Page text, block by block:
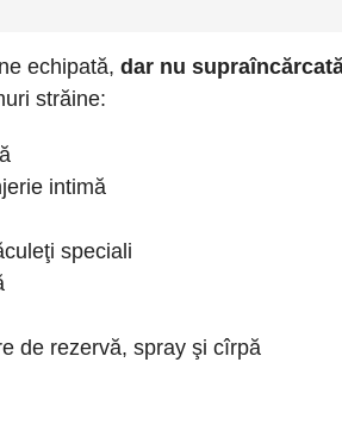
echipată, dar nu
străine:
intimă
speciali
de rezervă, spray şi cîrpă